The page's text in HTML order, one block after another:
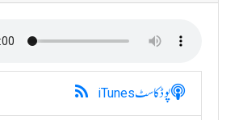
پوڈکاسٹiTunes